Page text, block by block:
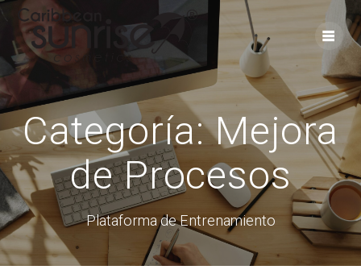
content
Categoría:Mejora
de Procesos
Plataforma de Entrenamiento